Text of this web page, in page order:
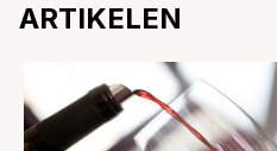
ARTIKELEN